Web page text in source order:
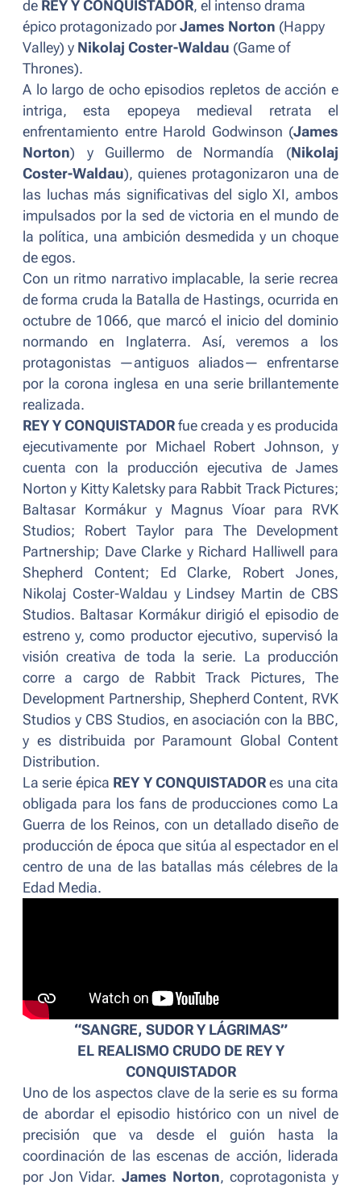
de REY Y CONQUISTADOR, el intenso drama
épico protagonizado por James Norton (Happy
Valley) y Nikolaj Coster-Waldau (Game of
Thrones).
A lo largo de ocho episodios repletos de acción e
intriga, esta epopeya medieval retrata el
enfrentamiento entre Harold Godwinson (James
Norton) y Guillermo de Normandía (Nikolaj
Coster-Waldau), quienes protagonizaron una de
las luchas más significativas del siglo XI, ambos
impulsados por la sed de victoria en el mundo de
la política, una ambición desmedida y un choque
de egos.
Con un ritmo narrativo implacable, la serie recrea
de forma cruda la Batalla de Hastings, ocurrida en
octubre de 1066, que marcó el inicio del dominio
normando en Inglaterra. Así, veremos a los
protagonistas —antiguos aliados— enfrentarse
por la corona inglesa en una serie brillantemente
realizada.
REY Y CONQUISTADOR fue creada y es producida
ejecutivamente por Michael Robert Johnson, y
cuenta con la producción ejecutiva de James
Norton y Kitty Kaletsky para Rabbit Track Pictures;
Baltasar Kormákur y Magnus Víoar para RVK
Studios; Robert Taylor para The Development
Partnership; Dave Clarke y Richard Halliwell para
Shepherd Content; Ed Clarke, Robert Jones,
Nikolaj Coster-Waldau y Lindsey Martin de CBS
Studios. Baltasar Kormákur dirigió el episodio de
estreno y, como productor ejecutivo, supervisó la
visión creativa de toda la serie. La producción
corre a cargo de Rabbit Track Pictures, The
Development Partnership, Shepherd Content, RVK
Studios y CBS Studios, en asociación con la BBC,
y es distribuida por Paramount Global Content
Distribution.
La serie épica REY Y CONQUISTADORes una cita
obligada para los fans de producciones como La
Guerra de los Reinos, con un detallado diseño de
producción de época que sitúa al espectador en el
centro de una de las batallas más célebres de la
Edad Media.
“SANGRE, SUDOR Y LÁGRIMAS”
EL REALISMO CRUDO DE REY Y
CONQUISTADOR
Uno de los aspectos clave de la serie es su forma
de abordar el episodio histórico con un nivel de
precisión que va desde el guión hasta la
coordinación de las escenas de acción, liderada
por Jon Vidar. James Norton, coprotagonista y